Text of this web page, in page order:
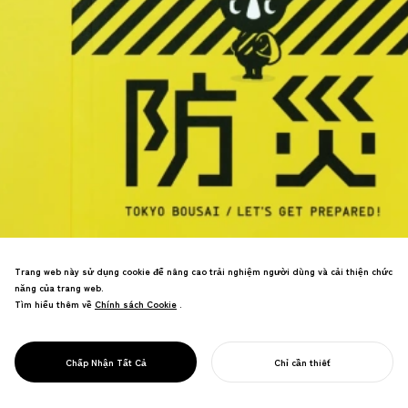
PROJECT
TOKYO BOUSAI
ứng phó thảm họa giành giải Vàng Thiết
kế Tốt, chuyển đổi văn hóa an toàn.
Trang web này sử dụng cookie để nâng cao trải nghiệm người dùng và cải thiện chức
năng của trang web.
Tìm hiểu thêm về Chính sách Cookie
Chính sách Cookie .
Chấp Nhận Tất Cả Chỉ cần thiết